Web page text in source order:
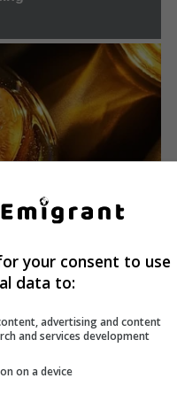
your consent to use
data to:
advertising and content
and services development
on a device